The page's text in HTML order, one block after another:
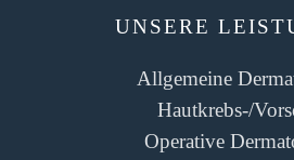
UNSERE
Allgemeine
Hautkrebs-/­
Operative